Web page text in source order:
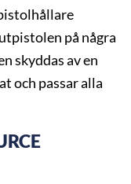
på några
skyddas av en
och passar alla